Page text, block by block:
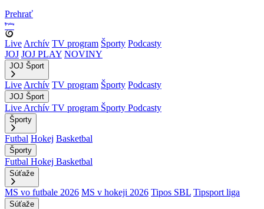
Prehrať
Live Archív TV program Športy Podcasty
JOJ JOJ PLAY NOVINY
JOJ Šport
Live Archív TV program Športy Podcasty
JOJ Šport
Live Archív TV program Športy Podcasty
Športy
Futbal Hokej Basketbal
Športy
Futbal Hokej Basketbal
Súťaže
MS vo futbale 2026 MS v hokeji 2026 Tipos SBL Tipsport liga
Súťaže